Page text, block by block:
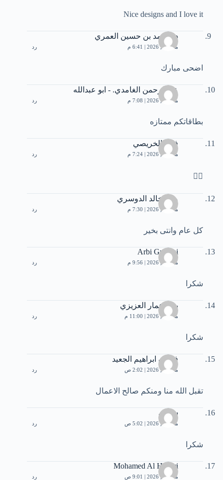
Nice designs and I love it
د. محمد بن حسين العمري
مايو 26, 2026 | 6:41 م رد
اضحى مبارك
عبدالرحمن الغامدي. - ابو عبدالله
مايو 26, 2026 | 7:08 م رد
بطاقاتكم ممتازه
فواز الخريصي
مايو 26, 2026 | 7:24 م رد
👍🏽
مانع خالد الدوسري
مايو 26, 2026 | 7:30 م رد
كل عام وانتى بخير
Arbi Guasmi
مايو 26, 2026 | 9:56 م رد
شكرا
بنذر عمار العزيزي
مايو 26, 2026 | 11:00 م رد
شكرا
فوزان ابراهيم الجعيد
مايو 27, 2026 | 2:02 ص رد
تقبل الله منا ومنكم صالح الاعمال
سامي
مايو 27, 2026 | 5:02 ص رد
شكرا
Mohamed Al Hadari
مايو 27, 2026 | 9:01 ص رد